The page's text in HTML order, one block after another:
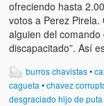
ofreciendo hasta
votos a Perez
alguien del
discapacitado”. Así
burros chavistas•
cagueta •chavez
desgraciado hijo de puta